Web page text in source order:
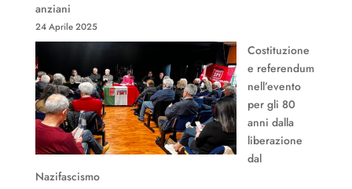
anziani
24 Aprile 2025
Costituzione
e referendum
nell’evento
per gli 80
anni dalla
liberazione
dal
Nazifascismo